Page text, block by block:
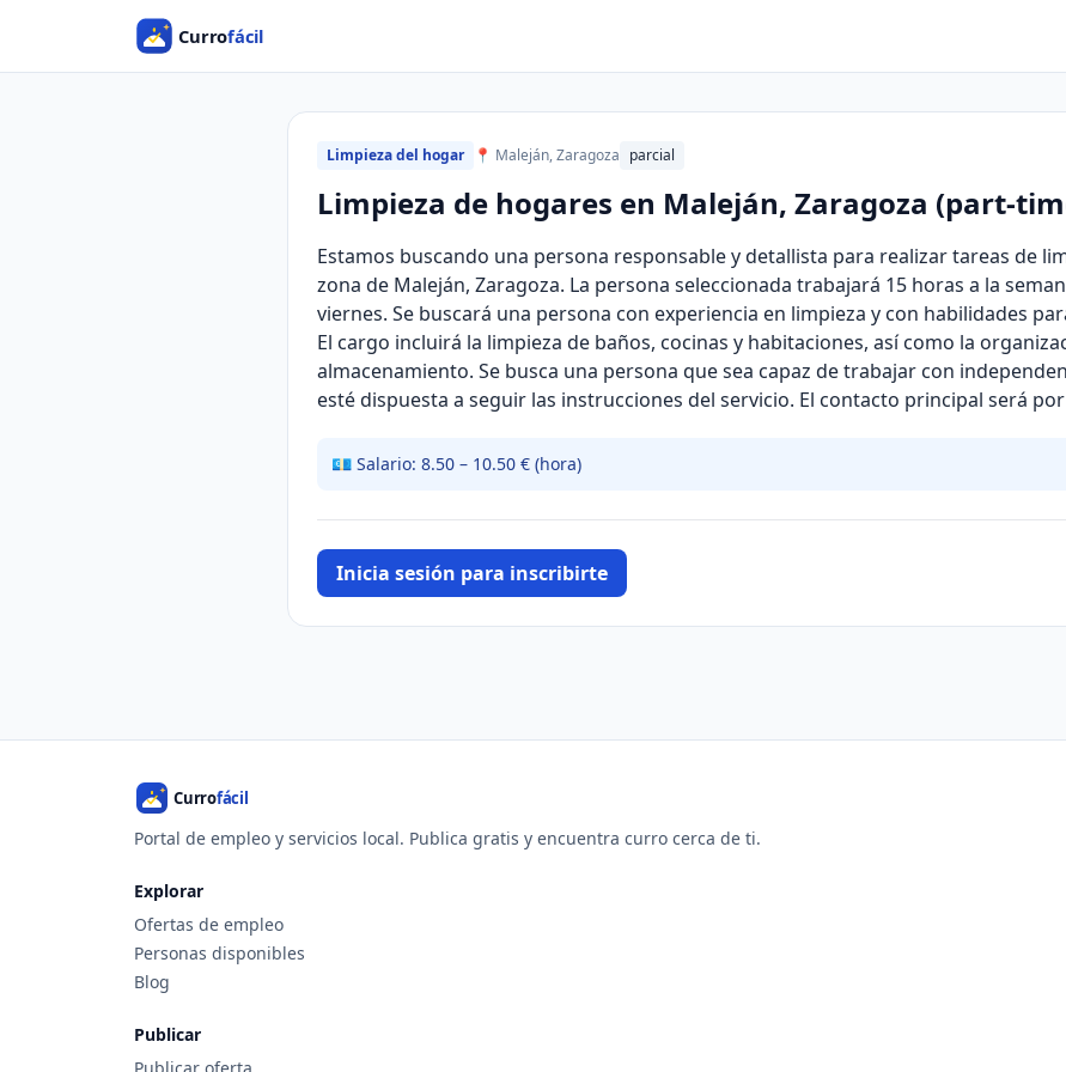
Limpieza del hogar 📍 Maleján, Zaragoza parcial
Limpieza de hogares en Maleján, Zaragoza (part-
Estamos buscando una persona responsable y detallista para realizar tareas de
zona de Maleján, Zaragoza. La persona seleccionada trabajará 15 horas a la
viernes. Se buscará una persona con experiencia en limpieza y con habilidades
El cargo incluirá la limpieza de baños, cocinas y habitaciones, así como la
almacenamiento. Se busca una persona que sea capaz de trabajar con
esté dispuesta a seguir las instrucciones del servicio. El contacto principal será
💶 Salario: 8.50 – 10.50 € (hora)
Inicia sesión para inscribirte
Portal de empleo y servicios local. Publica gratis y encuentra curro cerca de ti.
Explorar
Ofertas de empleo
Personas disponibles
Blog
Publicar